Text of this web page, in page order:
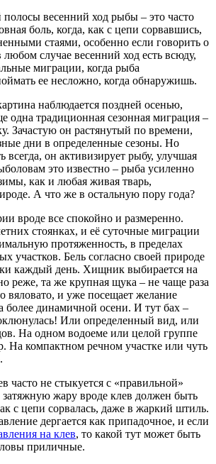
полосы весенний ход рыбы – это часто
боль, когда, как с цепи сорвавшись,
стаями, особенно если говорить о
случае весенний ход есть всюду,
миграции, когда рыба
ее несложно, когда обнаружишь.
наблюдается поздней осенью,
одна традиционная сезонная миграция –
Зачастую он растянутый по времени,
дни в определенные сезоны. Но
всегда, он активизирует рыбу, улучшая
это известно – рыба усиленно
как и любая живая тварь,
А что же в остальную пору года?
вроде все спокойно и размеренно.
стоянках, и её суточные миграции
протяженность, в пределах
участков. Бель согласно своей природе
каждый день. Хищник выбирается на
реже, та же крупная щука – не чаще раза
вяловато, и уже посещает желание
более динамичной осени. И тут бах –
Или определенный вид, или
На одном водоеме или целой группе
На компактном речном участке или чуть
часто не стыкуется с «правильной»
жару вроде клев должен быть
с цепи сорвалась, даже в жаркий штиль.
дергается как припадочное, и если
на клев, то какой тут может быть
приличные.